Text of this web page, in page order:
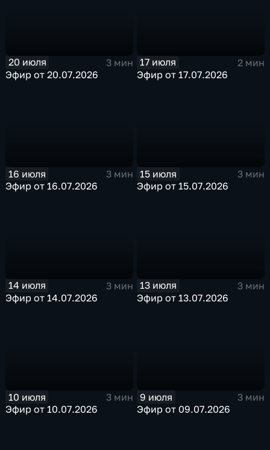
20 июля
3 мин
Эфир от 20.07.2026
17 июля
2 мин
Эфир от 17.07.2026
16 июля
3 мин
Эфир от 16.07.2026
15 июля
3 мин
Эфир от 15.07.2026
14 июля
3 мин
Эфир от 14.07.2026
13 июля
3 мин
Эфир от 13.07.2026
10 июля
3 мин
Эфир от 10.07.2026
9 июля
3 мин
Эфир от 09.07.2026